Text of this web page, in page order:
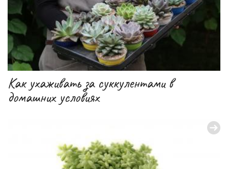
Как ухаживать за суккулентами в
домашних условиях